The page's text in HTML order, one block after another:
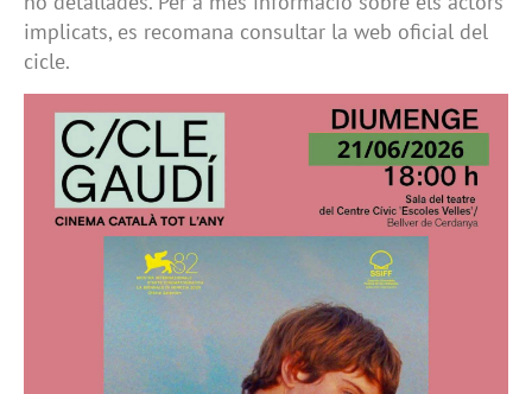
implicats, es recomana consultar la web oficial del
cicle.